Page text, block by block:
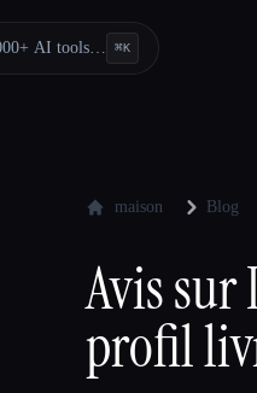
AI tools… ⌘K
maison Blog
Avis
profil